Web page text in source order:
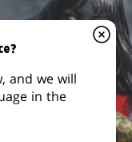
and we will
in the